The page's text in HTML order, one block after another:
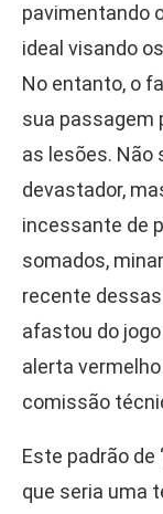
pavimentando
ideal visando
No entanto, o
sua passagem
as lesões. Não
devastador,
incessante de
somados,
recente
afastou do
alerta
comissão
Este padrão de
que seria uma